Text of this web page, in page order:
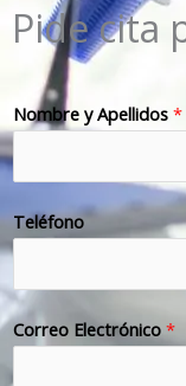
Pide cita
Nombre y Apellidos *
Teléfono
Correo Electrónico *